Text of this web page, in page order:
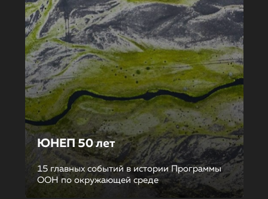
ЮНЕП 50 лет
15 главных событий в истории Программы
ООН по окружающей среде